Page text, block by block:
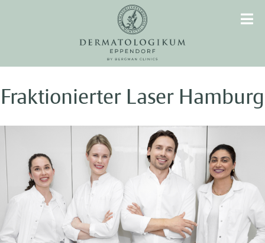
Fraktionierter Laser Hamburg